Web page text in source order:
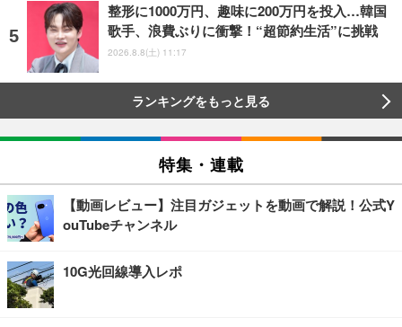
整形に1000万円、趣味に200万円を投入…韓国
歌手、浪費ぶりに衝撃！“超節約生活”に挑戦
2026.8.8(土) 11:17
ランキングをもっと見る
特集・連載
【動画レビュー】注目ガジェットを動画で解説！公式Y
ouTubeチャンネル
10G光回線導入レポ